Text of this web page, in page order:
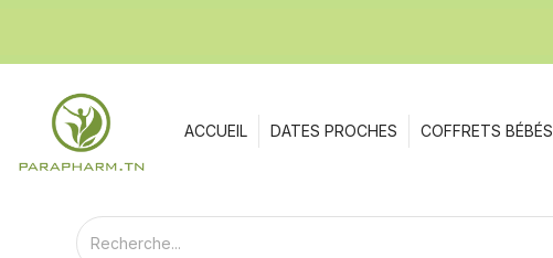
ACCUEIL DATES PROCHES COFFRETS BÉBÉS